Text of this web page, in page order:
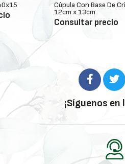
Cúpula Con Base De Cristal
12cm x 13cm
Consultar precio
¡Síguenos en